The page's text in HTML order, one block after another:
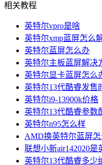
相关教程
英特尔vpro是啥
英特尔xmp蓝屏怎么
英特尔蓝屏怎么办
英特尔主板蓝屏解决
英特尔显卡蓝屏怎么
英特尔13代酷睿发售
英特尔i9-13900k价格
英特尔13代酷睿参数
英特尔n95怎么样
AMD换英特尔蓝屏
联想小新air142020是
英特尔13代酷睿多少